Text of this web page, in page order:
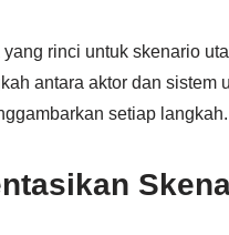
rinci untuk skenario
antara aktor dan
setiap langkah.